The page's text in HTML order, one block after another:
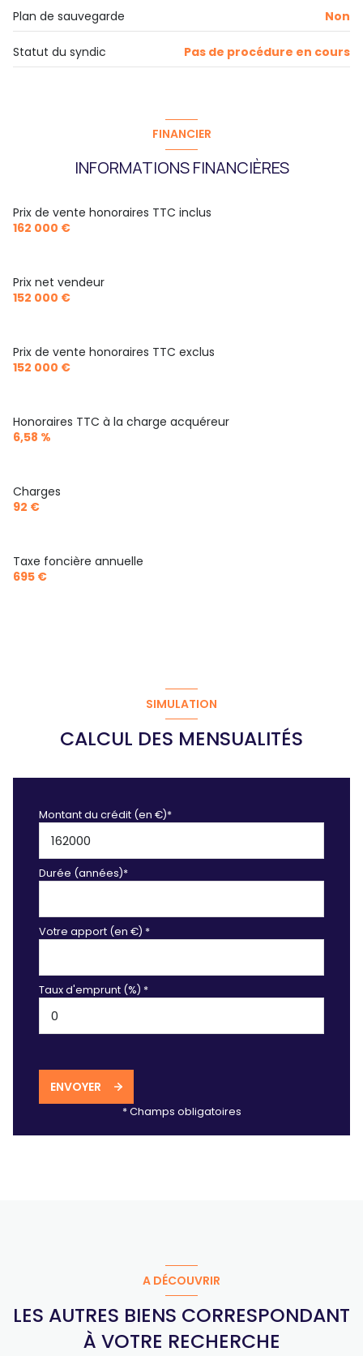
Plan de sauvegarde Non
Statut du syndic Pas de procédure en cours
FINANCIER
INFORMATIONS FINANCIÈRES
Prix de vente honoraires TTC inclus
162 000 €
Prix net vendeur
152 000 €
Prix de vente honoraires TTC exclus
152 000 €
Honoraires TTC à la charge acquéreur
6,58 %
Charges
92 €
Taxe foncière annuelle
695 €
SIMULATION
CALCUL DES MENSUALITÉS
Montant du crédit (en €)*
Durée (années)*
Votre apport (en €) *
Taux d'emprunt (%) *
ENVOYER
* Champs obligatoires
A DÉCOUVRIR
LES AUTRES BIENS CORRESPONDANT
À VOTRE RECHERCHE